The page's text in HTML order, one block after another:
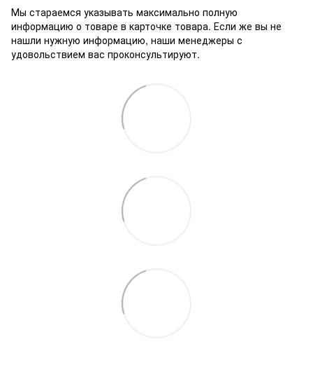
Мы стараемся указывать максимально полную
информацию о товаре в карточке товара. Если же вы не
нашли нужную информацию, наши менеджеры с
удовольствием вас проконсультируют.